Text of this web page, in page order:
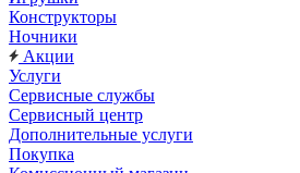
Конструкторы
Ночники
Акции
Услуги
Сервисные службы
Сервисный центр
Дополнительные услуги
Покупка